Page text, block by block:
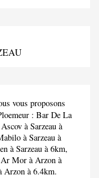
vous proposons
: Bar De La
Ascov à Sarzeau à
à Sarzeau à
à Sarzeau à 6km,
Ar Mor à Arzon à
Arzon à 6.4km.